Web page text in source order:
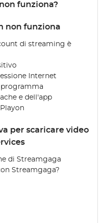
funziona?
non funziona
di streaming è
Internet
programma
e dell'app
per scaricare video
di Streamgaga
Streamgaga?